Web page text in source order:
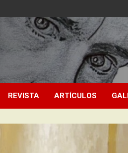
REVISTA ARTÍCULOS